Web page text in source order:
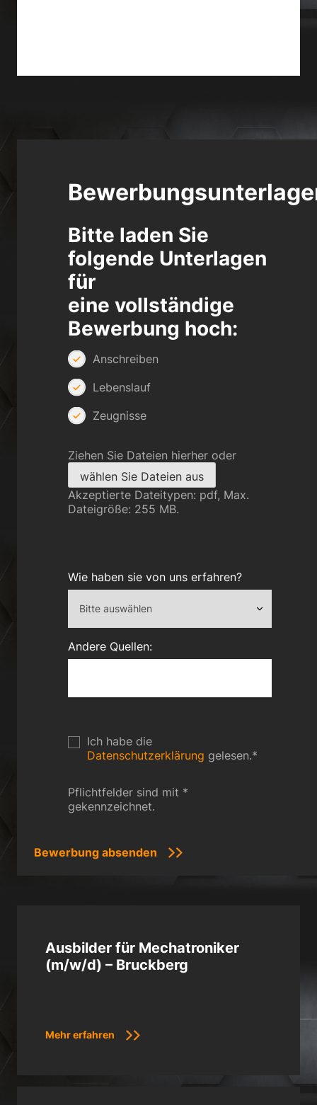
Bitte laden Sie
folgende Unterlagen
für
eine vollständige
Bewerbung hoch:
Anschreiben
Lebenslauf
Zeugnisse
Ziehen Sie Dateien hierher oder
wählen Sie Dateien aus
Akzeptierte Dateitypen: pdf, Max.
Dateigröße: 255 MB.
Wie haben sie von uns erfahren?
Andere Quellen:
Ich habe die
Datenschutzerklärung gelesen.*
Pflichtfelder sind mit *
gekennzeichnet.
Ausbilder für Mechatroniker
(m/w/d) – Bruckberg
Mehr erfahren